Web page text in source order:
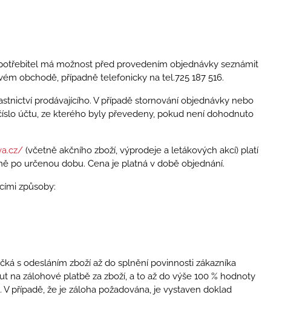
má možnost před provedením objednávky seznámit
obchodě, případně telefonicky na tel.725 187 516.
prodávajícího. V případě stornování objednávky nebo
účtu, ze kterého byly převedeny, pokud není dohodnuto
(včetně akčního zboží, výprodeje a letákových akcí) platí
po určenou dobu. Cena je platná v době objednání.
způsoby:
s odesláním zboží až do splnění povinnosti zákazníka
zálohové platbě za zboží, a to až do výše 100 % hodnoty
případě, že je záloha požadována, je vystaven doklad